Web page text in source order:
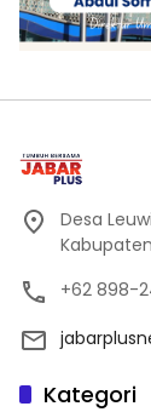
Desa
+62 898-
Kategori